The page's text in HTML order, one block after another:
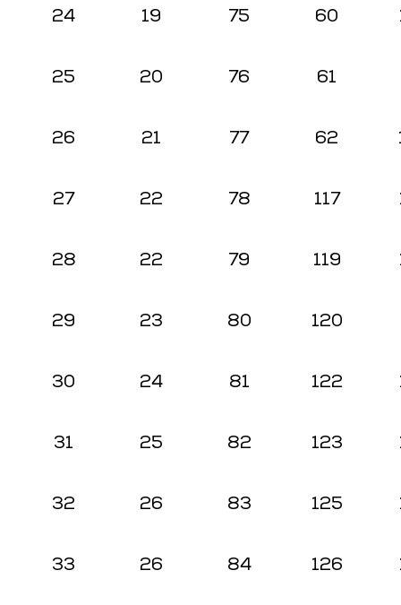
24 19 75 60
25 20 76 61
26 21 77 62
27 22 78 117
28 22 79 119
29 23 80 120
30 24 81 122
31 25 82 123
32 26 83 125
33 26 84 126